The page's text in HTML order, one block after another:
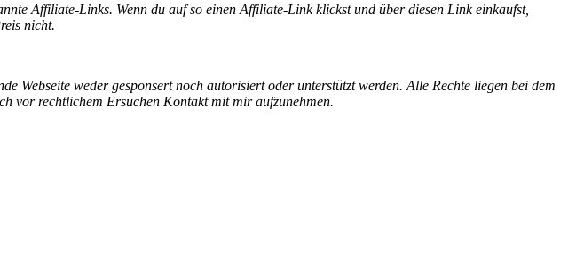
Affiliate-Links. Wenn du auf so einen Affiliate-Link klickst und über diesen Link einkaufst,
nicht.
Webseite weder gesponsert noch autorisiert oder unterstützt werden. Alle Rechte liegen bei dem
vor rechtlichem Ersuchen Kontakt mit mir aufzunehmen.